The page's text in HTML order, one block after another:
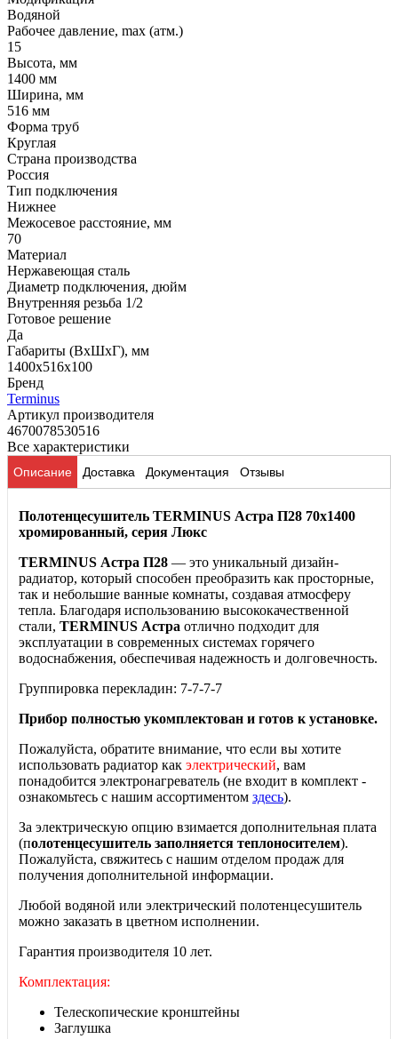
Водяной
Рабочее давление, max (атм.)
15
Высота, мм
1400 мм
Ширина, мм
516 мм
Форма труб
Круглая
Страна производства
Россия
Тип подключения
Нижнее
Межосевое расстояние, мм
70
Материал
Нержавеющая сталь
Диаметр подключения, дюйм
Внутренняя резьба 1/2
Готовое решение
Да
Габариты (ВхШхГ), мм
1400x516x100
Бренд
Terminus
Артикул производителя
4670078530516
Все характеристики
Описание Доставка Документация Отзывы
Полотенцесушитель TERMINUS Астра П28 70х1400
хромированный, серия Люкс
TERMINUS Астра П28 — это уникальный дизайн-
радиатор, который способен преобразить как просторные,
так и небольшие ванные комнаты, создавая атмосферу
тепла. Благодаря использованию высококачественной
стали, TERMINUS Астра отлично подходит для
эксплуатации в современных системах горячего
водоснабжения, обеспечивая надежность и долговечность.
Группировка перекладин: 7-7-7-7
Прибор полностью укомплектован и готов к установке.
Пожалуйста, обратите внимание, что если вы хотите
использовать радиатор как электрический, вам
понадобится электронагреватель (не входит в комплект -
ознакомьтесь с нашим ассортиментом здесь).
За электрическую опцию взимается дополнительная плата
(полотенцесушитель заполняется теплоносителем).
Пожалуйста, свяжитесь с нашим отделом продаж для
получения дополнительной информации.
Любой водяной или электрический полотенцесушитель
можно заказать в цветном исполнении.
Гарантия производителя 10 лет.
Комплектация:
Телескопические кронштейны
Заглушка